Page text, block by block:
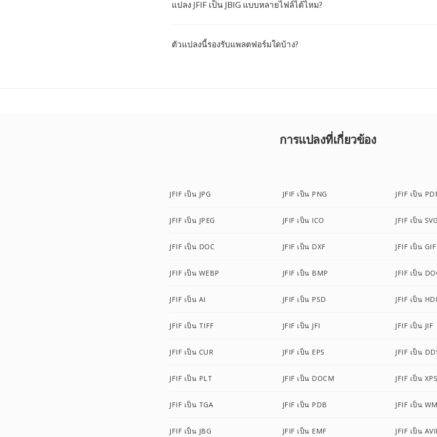
แปลง JFIF เป็น JBIG แบบหลายไฟล์ได้ไหม?
ตัวแปลงนี้รองรับแพลตฟอร์มใดบ้าง?
การแปลงที่เกี่ยวข้อง
JFIF เป็น JPG JFIF เป็น PNG JFIF เป็น
JFIF เป็น JPEG JFIF เป็น ICO JFIF เป็น
JFIF เป็น DOC JFIF เป็น DXF JFIF เป็น GIF
JFIF เป็น WEBP JFIF เป็น BMP JFIF เป็น
JFIF เป็น AI JFIF เป็น PSD JFIF เป็น
JFIF เป็น TIFF JFIF เป็น JFI JFIF เป็น JIF
JFIF เป็น CUR JFIF เป็น EPS JFIF เป็น
JFIF เป็น PLT JFIF เป็น DOCM JFIF เป็น
JFIF เป็น TGA JFIF เป็น PDB JFIF เป็น
JFIF เป็น JBG JFIF เป็น EMF JFIF เป็น